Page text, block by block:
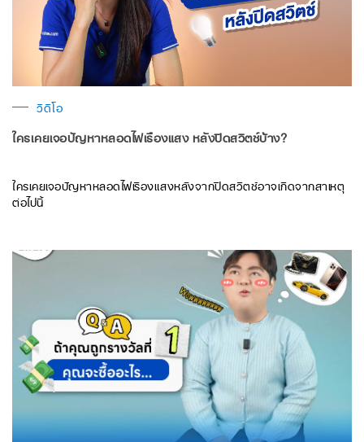
วิดีโอ
ใครเคยเจอปัญหาหลอดไฟเรืองแสง หลังปิดสวิตช์บ้าง?
ใครเคยเจอปัญหาหลอดไฟเรืองแสงหลังจากปิดสวิตช์อาจเกิดจากสาเหตุ
ต่อไปนี้